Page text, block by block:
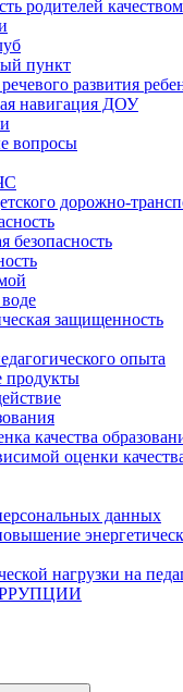
родителей
пункт
развития
навигация ДОУ
вопросы
дорожно-
безопасность
защищенность
опыта
качества
оценки
данных
нагрузки на